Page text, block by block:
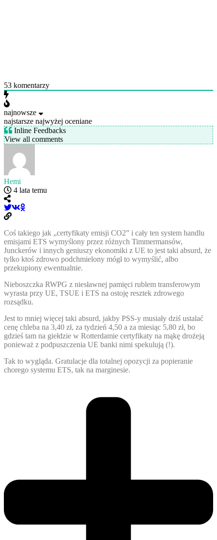
53 komentarzy
najnowsze
najstarsze najwyżej oceniane
Inline Feedbacks
View all comments
Hemi
4 lata temu
Coś takiego jak „certyfikaty emisji CO2” i cały ten system handlu
emisjami ETS wymyślony przez różnych Timmermansów,
Junckerów i innych geniuszy ekonomiki z UE to jest taki absurd, że
tylko ktoś zdrowo podchmielony mógł to wymyślić, albo
przekupiony ewentualnie.
Nieboszczka RWPG z niesławnej pamięci rublem transferowym
wyrasta przy UE, TSUE i ETS na ostoję resztek zdrowego
rozsądku.
Jest to mniej więcej taki absurd, jakby PSS-y musiały dziś ustalać
cenę chleba na 3,40 zł, za tydzień 4,50 a za miesiąc 5,80 zł, bo
gdzieś tam na giełdzie w Rotterdamie certyfikaty na mąkę drożeją
ponieważ z podpuszczenia UE banki nimi spekulują (!).
Tak to wygląda. Gratulacje dla totalnej opozycji za popieranie
chorego systemu ETS, tak na marginesie.